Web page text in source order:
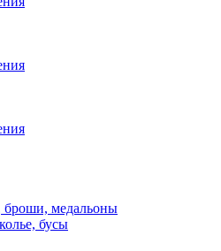
броши, медальоны
бусы